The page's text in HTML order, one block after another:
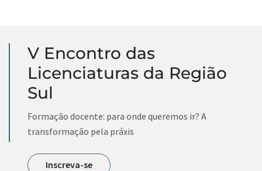
V Encontro das
Licenciaturas da Região
Sul
Formação docente: para onde queremos ir? A
transformação pela práxis
Inscreva-se